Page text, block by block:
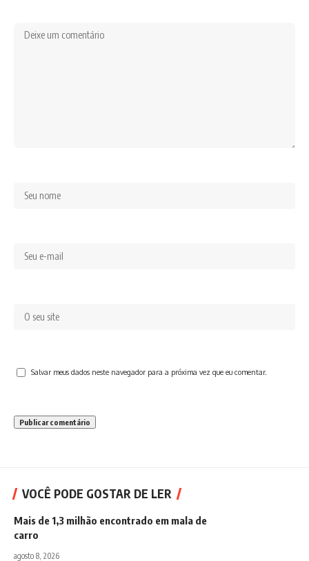
Salvar meus dados neste navegador para a próxima vez que eu comentar.
VOCÊ PODE GOSTAR DE LER
Mais de 1,3 milhão encontrado em mala de
carro
agosto 8, 2026